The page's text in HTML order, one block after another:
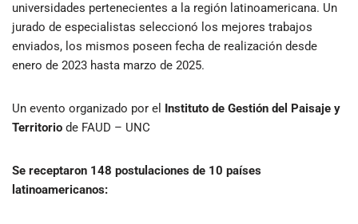
universidades pertenecientes a la región latinoamericana. Un
jurado de especialistas seleccionó los mejores trabajos
enviados, los mismos poseen fecha de realización desde
enero de 2023 hasta marzo de 2025.
Un evento organizado por el Instituto de Gestión del Paisaje y
Territorio de FAUD – UNC
Se receptaron 148 postulaciones de 10 países
latinoamericanos: